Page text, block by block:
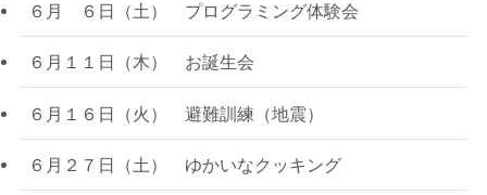
６月 ６日（土） プログラミング体験会
６月１１日（木） お誕生会
６月１６日（火） 避難訓練（地震）
６月２７日（土） ゆかいなクッキング